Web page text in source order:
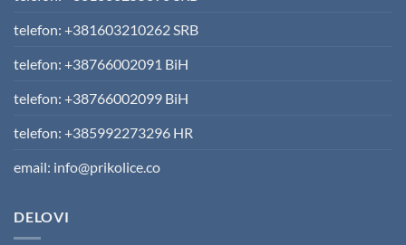
telefon: +381603210262 SRB
telefon: +38766002091 BiH
telefon: +38766002099 BiH
telefon: +385992273296 HR
email: info@prikolice.co
DELOVI